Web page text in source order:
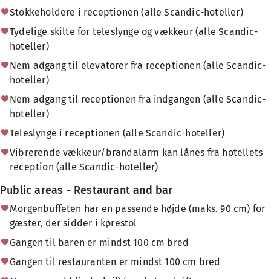
Stokkeholdere i receptionen (alle Scandic-hoteller)
Tydelige skilte for teleslynge og vækkeur (alle Scandic-
hoteller)
Nem adgang til elevatorer fra receptionen (alle Scandic-
hoteller)
Nem adgang til receptionen fra indgangen (alle Scandic-
hoteller)
Teleslynge i receptionen (alle Scandic-hoteller)
Vibrerende vækkeur/brandalarm kan lånes fra hotellets
reception (alle Scandic-hoteller)
Public areas - Restaurant and bar
Morgenbuffeten har en passende højde (maks. 90 cm) for
gæster, der sidder i kørestol
Gangen til baren er mindst 100 cm bred
Gangen til restauranten er mindst 100 cm bred